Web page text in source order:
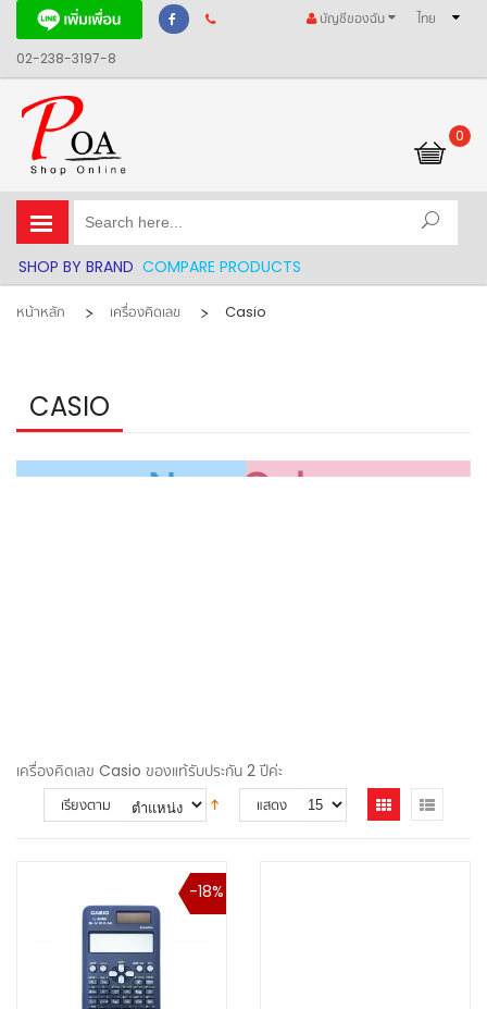
02-238-3197-8
ไทย
บัญชีของฉัน
0
SHOP BY BRAND COMPARE PRODUCTS
หน้าหลัก เครื่องคิดเลข Casio
CASIO
เครื่องคิดเลข Casio ของแท้รับประกัน 2 ปีค่ะ
เรียงตาม แสดง
-18%